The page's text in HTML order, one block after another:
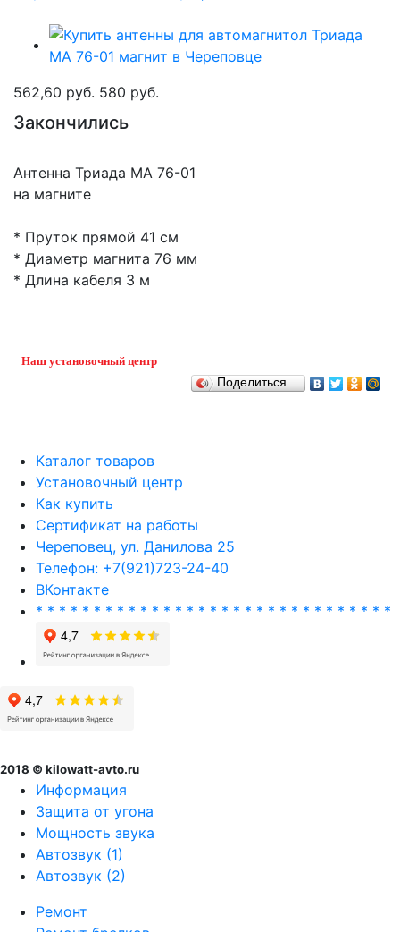
562,60 руб. 580 руб.
Закончились
Антенна Триада MA 76-01
на магните
* Пруток прямой 41 см
* Диаметр магнита 76 мм
* Длина кабеля 3 м
Наш установочный центр
Поделиться…
Каталог товаров
Установочный центр
Как купить
Сертификат на работы
Череповец, ул. Данилова 25
Телефон: +7(921)723-24-40
ВКонтакте
* * * * * * * * * * * * * * * * * * * * * * * * * * * * * * *
2018 © kilowatt-avto.ru
Информация
Защита от угона
Мощность звука
Автозвук (1)
Автозвук (2)
Ремонт